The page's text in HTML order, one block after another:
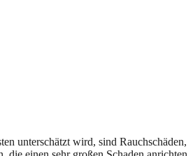
unterschätzt wird, sind Rauchschäden,